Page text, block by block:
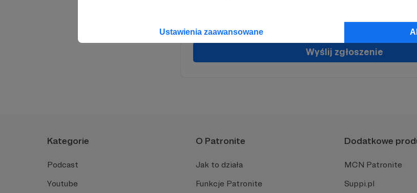
Ustawienia zaawansowane
Gwarantujemy spełnienie wszystkich Twoich praw wynikających z ogólnego
danych, tj. prawo dostępu, sprostowania oraz usunięcia Twoich danych,
profilowaniu, a także prawo wyrażenia sprzeciwu wobec przetwarzania Twoich
Rejestracja dla osób niepełnoletnich możliwa jest po przekazaniu
Wyślij zgłoszenie
Kategorie
Podcast
Youtube
O Patronite
Jak to działa
Funkcje Patronite
Dodatkowe
MCN Patronite
Suppi.pl